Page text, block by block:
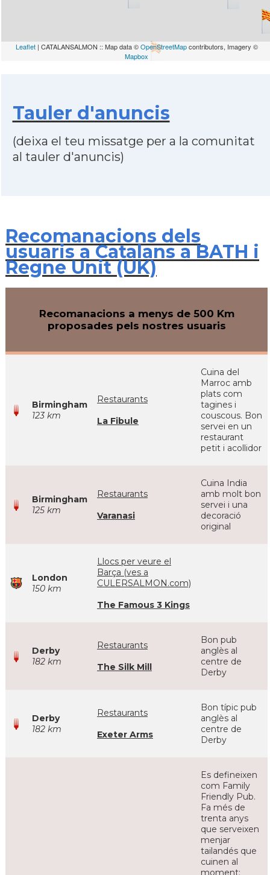
Leaflet| CATALANSALMON :: Map data ©OpenStreetMapcontributors, Imagery ©
Mapbox
Tauler d'anuncis
(deixa el teu missatge per a la comunitat
al tauler d'anuncis)
Recomanacions dels
usuaris a Catalans a BATH i
Regne Unit (UK)
Recomanacions a menys de 500 Km
proposades pels nostres usuaris
Birmingham
123 km
Restaurants
La Fibule
Cuina del
Marroc amb
plats com
tagines i
couscous. Bon
servei en un
restaurant
petit i acollidor
Birmingham
125 km
Restaurants
Varanasi
Cuina India
amb molt bon
servei i una
decoració
original
London
150 km
Llocs per veure el
Barça (ves a
CULERSALMON.com)
The Famous 3 Kings
Derby
182 km
Restaurants
The Silk Mill
Bon pub
anglès al
centre de
Derby
Derby
182 km
Restaurants
Exeter Arms
Bon típic pub
anglès al
centre de
Derby
Es defineixen
com Family
Friendly Pub.
Fa més de
trenta anys
que serveixen
menjar
tailandés que
cuinen al
moment: